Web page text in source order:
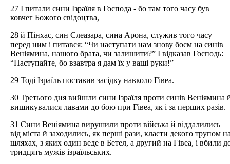
27 І питали сини Ізраїля в Господа - бо там того часу був
ковчег Божого свідоцтва,
28 й Пінхас, син Єлеазара, сина Арона, служив того часу
перед ним і питався: “Чи наступати нам знову боєм на синів
Веніямина, нашого брата, чи залишити?” І відказав Господь:
“Наступайте, бо взавтра я дам їх у ваші руки!”
29 Тоді Ізраїль поставив засідку навколо Гівеа.
30 Третього дня вийшли сини Ізраїля проти синів Веніямина
вишикувалися лавами до бою при Гівеа, як і за перших разів.
31 Сини Веніямина вирушили проти війська й віддалились
від міста й заходились, як перші рази, класти декого трупом
шляхах, з яких один веде в Бетел, а другий на Гівеа, і вбили
тридцять мужів ізраїльських.